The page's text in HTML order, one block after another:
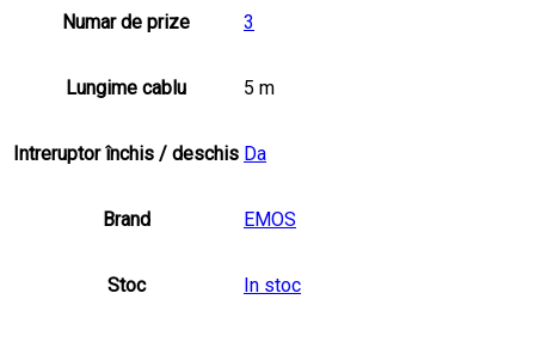
Numar de prize 3
Lungime cablu 5 m
Intreruptor închis / deschis Da
Brand EMOS
Stoc In stoc